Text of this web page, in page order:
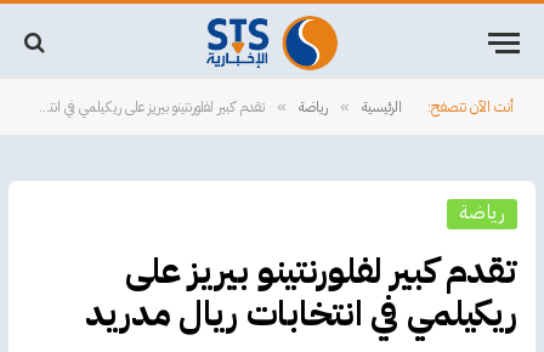
أنت الآن تتصفح: الرئيسية » رياضة » تقدم كبير لفلورنتينو بيريز على ريكيلمي في انتخابات ريال مدريد
رياضة
تقدم كبير لفلورنتينو بيريز على
ريكيلمي في انتخابات ريال مدريد